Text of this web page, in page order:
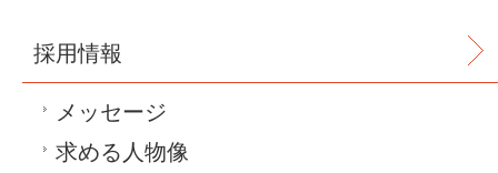
採用情報
メッセージ
求める人物像